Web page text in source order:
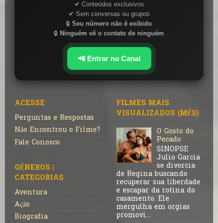
✔ Conteúdos exclusivos
✔ Sem conversas ou grupos
🔒 Seu número não é exibido
🔒 Ninguém vê o contato de ninguém
📲 Entrar no Canal
ACESSE
Perguntas e Respostas
Não Encontrou o Filme?
Fale Conosco
GÊNEROS |
CATEGORIAS
Aventura
Ação
Biografia
FILMES MAIS
VISUALIZADOS (MÊS)
O Gosto do
Pecado
SINOPSE
Julio Garcia
se divorcia
de Regina buscando
recuperar sua liberdade
e escapar da rotina do
casamento. Ele
mergulha em orgias
promovi...